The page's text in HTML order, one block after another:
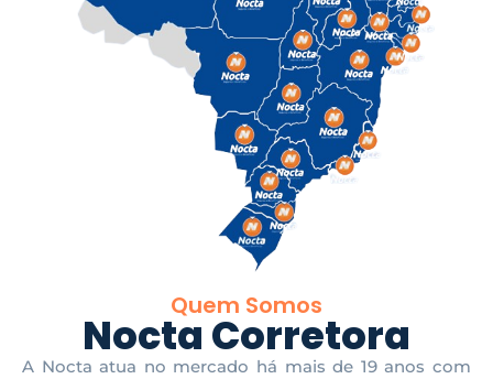
Quem Somos
Nocta Corretora
A Nocta atua no mercado há mais de 19 anos com